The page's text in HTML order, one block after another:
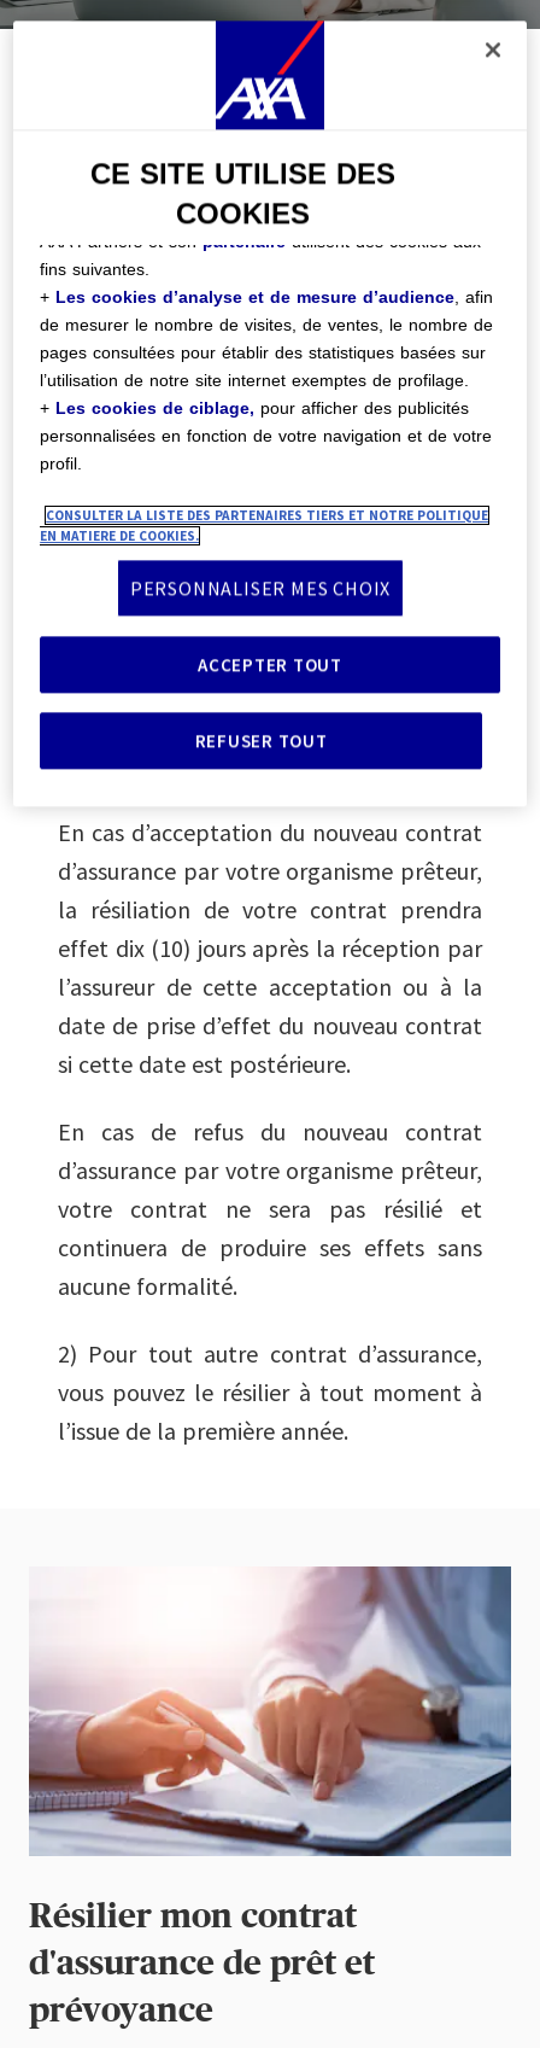
Résilier mon contrat
en ligne
Ce formulaire vous permet de demander
la résiliation de votre contrat
d'assurance auprès d'AXA.
1) Si vous êtes titulaire d’un contrat
d’assurance emprunteur immobilier,
conformément aux dispositions de
assurances, vous pouvez résilier votre
contrat à tout moment à compter de la
signature de l’offre de prêt, sous réserve
comportant des garanties au moins
actuel.
En cas d’acceptation du nouveau contrat
d’assurance par votre organisme prêteur,
la résiliation de votre contrat prendra
effet dix (10) jours après la réception par
l’assureur de cette acceptation ou à la
date de prise d’effet du nouveau contrat
si cette date est postérieure.
En cas de refus du nouveau contrat
d’assurance par votre organisme prêteur,
votre contrat ne sera pas résilié et
continuera de produire ses effets sans
aucune formalité.
2) Pour tout autre contrat d’assurance,
vous pouvez le résilier à tout moment à
l’issue de la première année.
Résilier mon contrat
d'assurance de prêt et
prévoyance
CE SITE UTILISE DES
COOKIES
catégories de cookiesvia le Centre de Préférences
o Dès maintenant, en cliquant sur
o À tout moment, en cliquant sur le lien
page du site.
AXA Partners et son partenaire utilisent des cookies aux
fins suivantes.
+ Les cookies d’analyse et de mesure d’audience , afin
de mesurer le nombre de visites, de ventes, le nombre de
pages consultées pour établir des statistiques basées sur
l’utilisation de notre site internet exemptes de profilage.
+ Les cookies de ciblage, pour afficher des publicités
personnalisées en fonction de votre navigation et de votre
profil.
CONSULTER LA LISTE DES PARTENAIRES TIERS ET NOTRE POLITIQUE
EN MATIERE DE COOKIES.
REFUSER TOUT
ACCEPTER TOUT
PERSONNALISER MES CHOIX